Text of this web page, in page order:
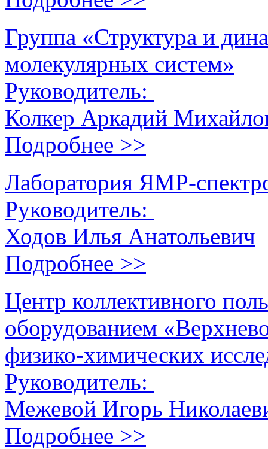
Группа «Структура и
молекулярных систем»
Руководитель:
Колкер Аркадий
Подробнее >>
Лаборатория ЯМР-
Руководитель:
Ходов Илья Анатольевич
Подробнее >>
Центр коллективного
оборудованием
физико-химических
Руководитель:
Межевой Игорь
Подробнее >>